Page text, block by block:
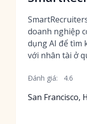
doanh nghiệp
dụng AI để tìm
với nhân tài ở
Đánh giá: 4.6
San Francisco,